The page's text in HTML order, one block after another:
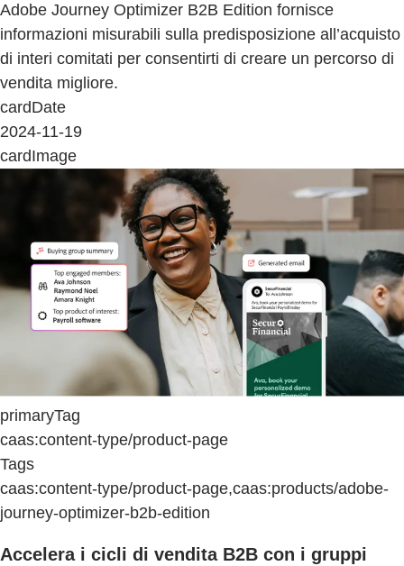
Adobe Journey Optimizer B2B Edition fornisce
informazioni misurabili sulla predisposizione all’acquisto
di interi comitati per consentirti di creare un percorso di
vendita migliore.
cardDate
2024-11-19
cardImage
primaryTag
caas:content-type/product-page
Tags
caas:content-type/product-page,caas:products/adobe-
journey-optimizer-b2b-edition
Accelera i cicli di vendita B2B con i gruppi